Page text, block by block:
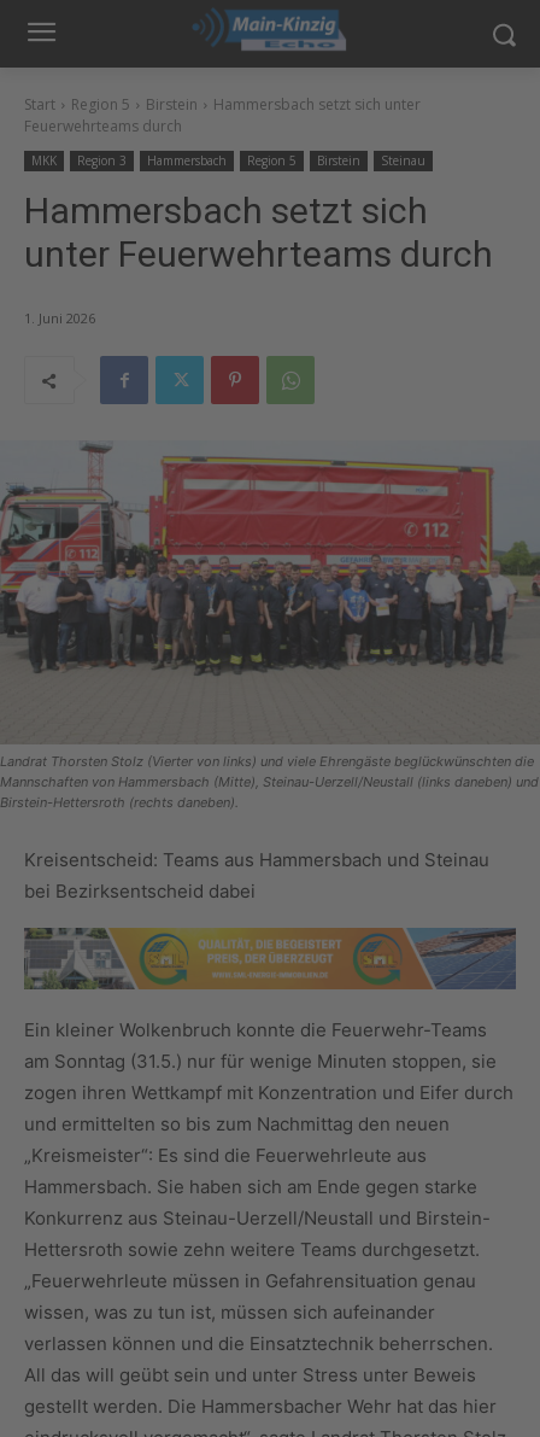
Start Region 5 Birstein
Hammersbach setzt sich unter
Feuerwehrteams durch
MKK Region 3 Hammersbach Region 5 Birstein Steinau
Hammersbach setzt sich
unter Feuerwehrteams durch
1. Juni 2026
Landrat Thorsten Stolz (Vierter von links) und viele Ehrengäste beglückwünschten die
Mannschaften von Hammersbach (Mitte), Steinau-Uerzell/Neustall (links daneben) und
Birstein-Hettersroth (rechts daneben).
Kreisentscheid: Teams aus Hammersbach und Steinau
bei Bezirksentscheid dabei
Ein kleiner Wolkenbruch konnte die Feuerwehr-Teams
am Sonntag (31.5.) nur für wenige Minuten stoppen, sie
zogen ihren Wettkampf mit Konzentration und Eifer durch
und ermittelten so bis zum Nachmittag den neuen
„Kreismeister“: Es sind die Feuerwehrleute aus
Hammersbach. Sie haben sich am Ende gegen starke
Konkurrenz aus Steinau-Uerzell/Neustall und Birstein-
Hettersroth sowie zehn weitere Teams durchgesetzt.
„Feuerwehrleute müssen in Gefahrensituation genau
wissen, was zu tun ist, müssen sich aufeinander
verlassen können und die Einsatztechnik beherrschen.
All das will geübt sein und unter Stress unter Beweis
gestellt werden. Die Hammersbacher Wehr hat das hier